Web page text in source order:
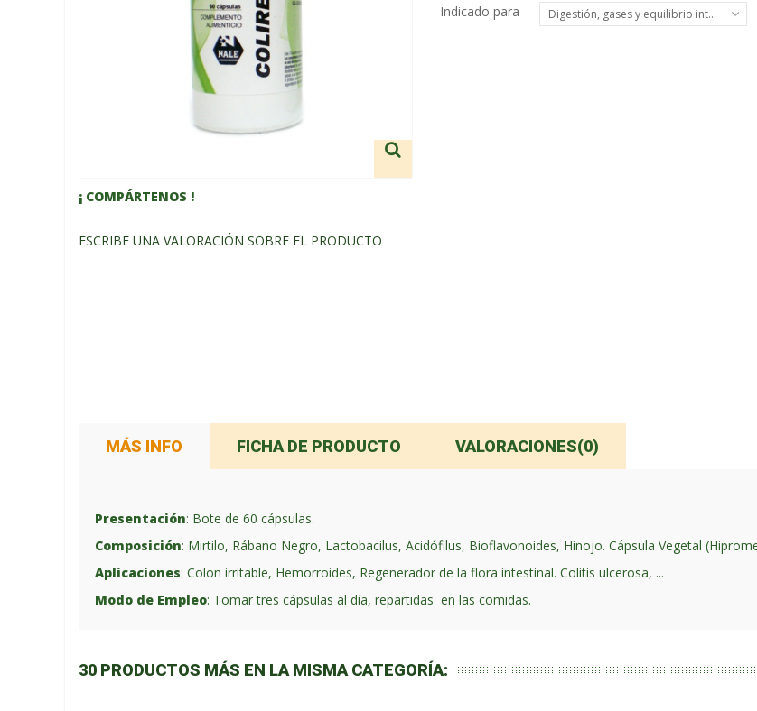
¡ COMPÁRTENOS !
ESCRIBE UNA VALORACIÓN SOBRE EL PRODUCTO
Indicado para Digestión, gases y equilibrio intestinal
MÁS INFO FICHA DE PRODUCTO VALORACIONES(0)
Presentación: Bote de 60 cápsulas.
Composición: Mirtilo, Rábano Negro, Lactobacilus, Acidófilus, Bioflavonoides, Hinojo. Cápsula Vegetal
Aplicaciones: Colon irritable, Hemorroides, Regenerador de la flora intestinal. Colitis ulcerosa, ...
Modo de Empleo: Tomar tres cápsulas al día, repartidas en las comidas.
30 PRODUCTOS MÁS EN LA MISMA CATEGORÍA: